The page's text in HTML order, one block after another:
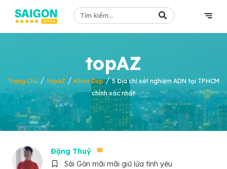
topAZ
Trang Chủ / topAZ / Khoẻ Đẹp/5 Địa chỉ xét nghiệm ADN tại TPHCM
chính xác nhất
Đặng Thuỷ
Sài Gòn mãi mãi giữ lửa tình yêu